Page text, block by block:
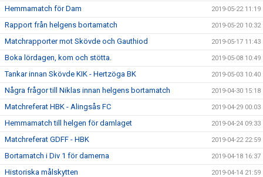
Hemmamatch för Dam 2019-05-22 11:19
Rapport från helgens bortamatch 2019-05-20 10:32
Matchrapporter mot Skövde och Gauthiod 2019-05-17 11:43
Boka lördagen, kom och stötta. 2019-05-08 10:49
Tankar innan Skövde KIK - Hertzöga BK 2019-05-03 10:40
Några frågor till Niklas innan helgens bortamatch 2019-04-30 15:18
Matchreferat HBK - Alingsås FC 2019-04-29 00:03
Hemmamatch till helgen för damlaget 2019-04-24 09:33
Matchreferat GDFF - HBK 2019-04-22 22:59
Bortamatch i Div 1 för damerna 2019-04-18 16:37
Historiska målskytten 2019-04-14 21:59